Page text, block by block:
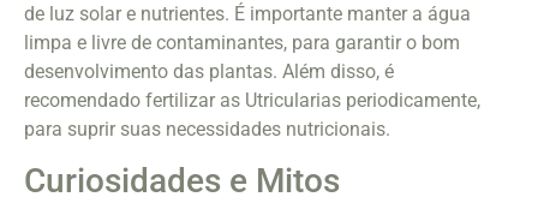
de luz solar e nutrientes. É importante manter a água
limpa e livre de contaminantes, para garantir o bom
desenvolvimento das plantas. Além disso, é
recomendado fertilizar as Utricularias periodicamente,
para suprir suas necessidades nutricionais.
Curiosidades e Mitos